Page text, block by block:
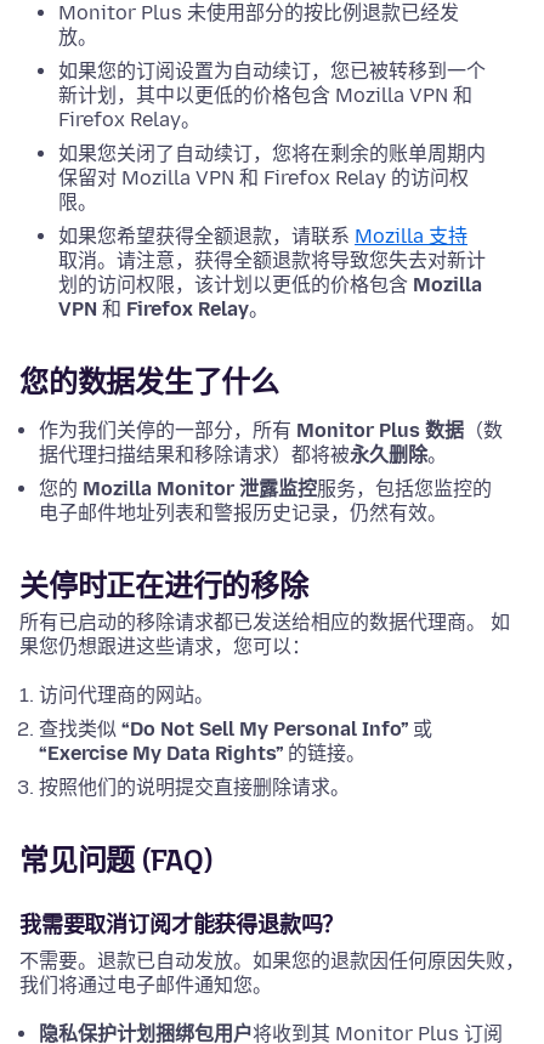
Monitor Plus 未使用部分的按比例退款已经发
放。
如果您的订阅设置为自动续订，您已被转移到一个
新计划，其中以更低的价格包含 Mozilla VPN 和
Firefox Relay。
如果您关闭了自动续订，您将在剩余的账单周期内
保留对 Mozilla VPN 和 Firefox Relay 的访问权
限。
如果您希望获得全额退款，请联系 Mozilla 支持
取消。请注意，获得全额退款将导致您失去对新计
划的访问权限，该计划以更低的价格包含 Mozilla
VPN 和 Firefox Relay。
您的数据发生了什么
作为我们关停的一部分，所有 Monitor Plus 数据 （数
据代理扫描结果和移除请求）都将被永久删除。
您的 Mozilla Monitor 泄露监控服务，包括您监控的
电子邮件地址列表和警报历史记录，仍然有效。
关停时正在进行的移除
所有已启动的移除请求都已发送给相应的数据代理商。 如
果您仍想跟进这些请求，您可以：
访问代理商的网站。
查找类似 “Do Not Sell My Personal Info” 或
“Exercise My Data Rights” 的链接。
按照他们的说明提交直接删除请求。
常见问题 (FAQ)
我需要取消订阅才能获得退款吗？
不需要。退款已自动发放。如果您的退款因任何原因失败，
我们将通过电子邮件通知您。
隐私保护计划捆绑包用户将收到其 Monitor Plus 订阅